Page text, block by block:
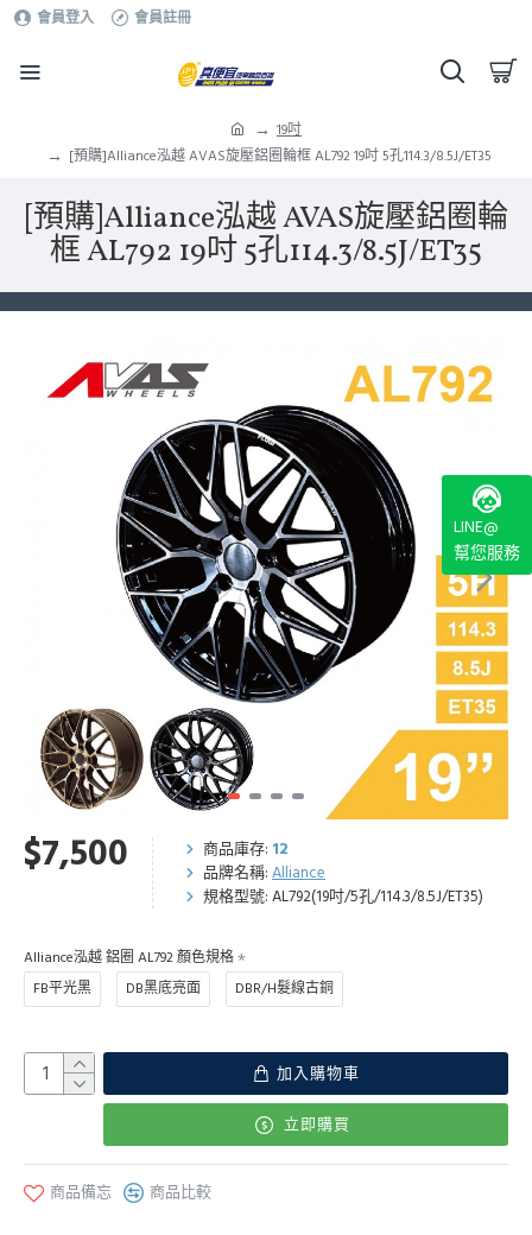
會員登入 會員註冊
19吋
[預購]Alliance泓越 AVAS旋壓鋁圈輪框 AL792 19吋 5孔114.3/8.5J/ET35
[預購]Alliance泓越 AVAS旋壓鋁圈輪
框 AL792 19吋 5孔114.3/8.5J/ET35
$7,500 商品庫存: 12
品牌名稱: Alliance
規格型號: AL792(19吋/5孔/114.3/8.5J/ET35)
Alliance泓越 鋁圈 AL792 顏色規格
FB平光黑
DB黑底亮面 DBR/H髮線古銅
加入購物車
立即購買
商品備忘 商品比較
LINE@
幫您服務